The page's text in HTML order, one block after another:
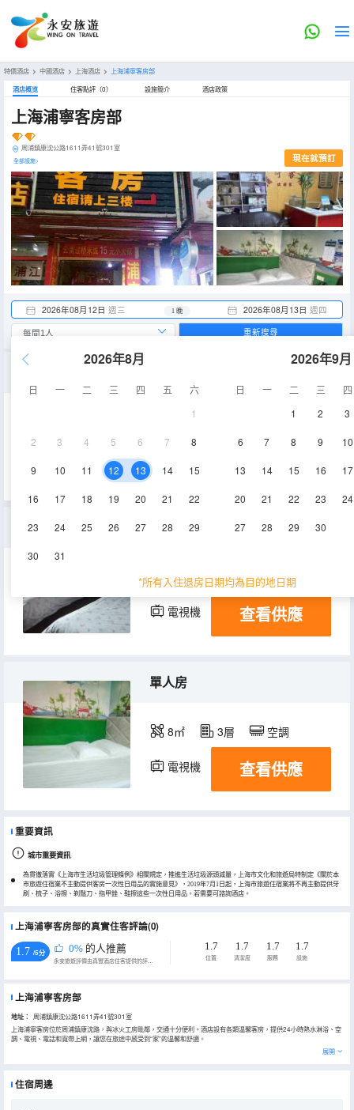
特價酒店 > 中國酒店 > 上海酒店 > 上海浦寧客房部
酒店概览 住客點評（0） 設施簡介 酒店政策
上海浦寧客房部
周浦鎮康沈公路1611弄41號301室
全部設施> 現在就預訂
2026年08月12日 週三 2026年08月13日 週四
1 晚
2026年8月
日 一 二 三 四 五
六
1
2 3 4 5 6 7 8
9 10 11 12 13 14 15
16 17 18 19 20 21 22
23 24 25 26 27 28 29
30 31
2026年9月
日 一 二 三
四
1
2 3
6 7 8 9 10
13 14 15 16 17
20 21 22 23 24
27 28 29 30
*所有入住退房日期均為目的地日期
重新搜尋
空調
標準間
10㎡ 3層 空調
電視機 查看供應
單人房
8㎡ 3層 空調
電視機 查看供應
重要資訊
城市重要資訊
為貫徹落實《上海市生活垃圾管理條例》相關規定，推進生活垃圾源頭減量，上海市文化和旅遊局特制定《關於本
市旅遊住宿業不主動提供客房一次性日用品的實施意見》，2019年7月1日起，上海市旅遊住宿業將不再主動提供牙
刷、梳子、浴擦、剃鬚刀、指甲銼、鞋擦這些一次性日用品。若需要可諮詢酒店。
上海浦寧客房部的真實住客評論(0)
1.7 /5分 0% 的人推薦
永安旅遊評價由真實酒店住客提供的評價。
1.7
位置
1.7
清潔度
1.7
服務
1.7
設施
上海浦寧客房部
地址：
周浦鎮康沈公路1611弄41號301室
上海浦寧客房位於周浦鎮康沈路，與冰火工房毗鄰，交通十分便利。酒店設有各類温馨客房，提供24小時熱水淋浴、空
調、電視、電話和寬帶上網，讓您在旅途中感受到“家”的温馨和舒適。
展開
住宿周邊